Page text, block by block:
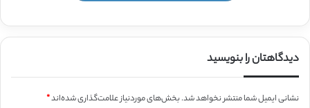
دیدگاهتان را بنویسید
نشانی ایمیل شما منتشر نخواهد شد.بخش‌های موردنیاز علامت‌گذاری شده‌اند*